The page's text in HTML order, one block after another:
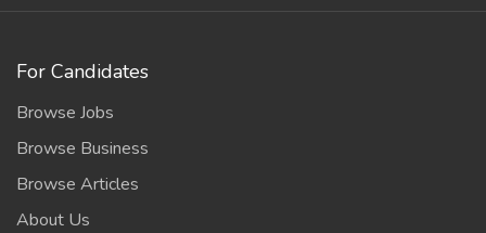
For Candidates
Browse Jobs
Browse Business
Browse Articles
About Us